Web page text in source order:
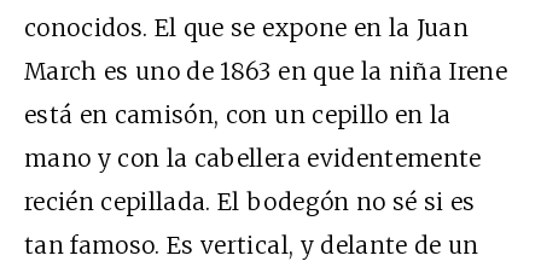
conocidos. El que se expone en la Juan
March es uno de 1863 en que la niña Irene
está en camisón, con un cepillo en la
mano y con la cabellera evidentemente
recién cepillada. El bodegón no sé si es
tan famoso. Es vertical, y delante de un